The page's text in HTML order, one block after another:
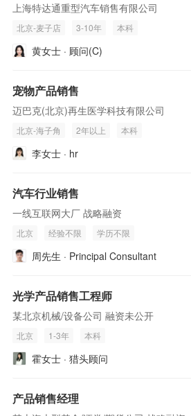
上海特达通重型汽车销售有限公司
北京-麦子店 3-10年 本科
黄女士 · 顾问(C)
宠物产品销售
迈巴克(北京)再生医学科技有限公司
北京-海子角 2年以上 本科
李女士 · hr
汽车行业销售
一线互联网大厂 战略融资
北京 经验不限 学历不限
周先生 · Principal Consultant
光学产品销售工程师
某北京机械/设备公司 融资未公开
北京 1-3年 本科
霍女士 · 猎头顾问
产品销售经理